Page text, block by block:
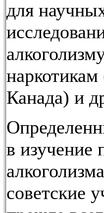
для
Канада) и
в изучение
советские